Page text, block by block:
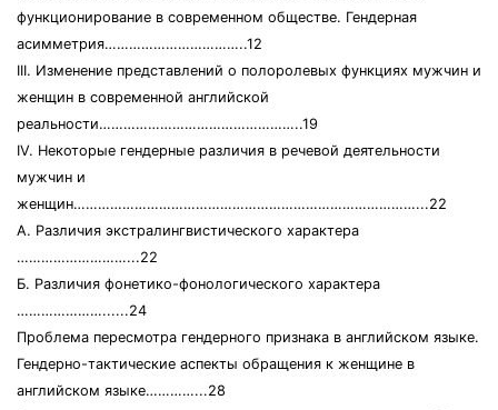
функционирование в современном обществе. Гендерная
асимметрия……………………………..12
III. Изменение представлений о полоролевых функциях мужчин и
женщин в современной английской
реальности…………………………………………..19
IV. Некоторые гендерные различия в речевой деятельности
мужчин и
женщин…………………………………………………………………………...22
А. Различия экстралингвистического характера
………………………...22
Б. Различия фонетико-фонологического характера
…………………......24
Проблема пересмотра гендерного признака в английском языке.
Гендерно-тактические аспекты обращения к женщине в
английском языке…………...28